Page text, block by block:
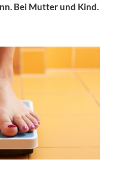
Bei Mutter und Kind.